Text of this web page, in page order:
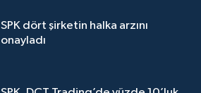
SPK dört şirketin halka arzını
onayladı